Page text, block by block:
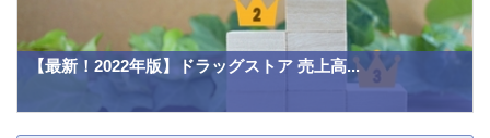
【最新！2022年版】ドラッグストア 売上高...